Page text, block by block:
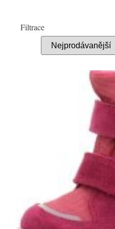
Filtrace